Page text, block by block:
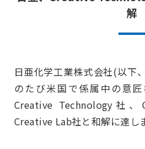
解
日亜化学工業株式会社(以下
のたび米国で係属中の意匠
Creative Technology社、
Creative Lab社と和解に達し